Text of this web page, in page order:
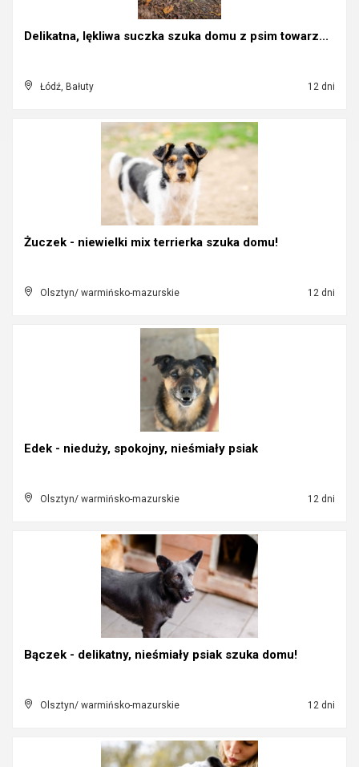
Delikatna, lękliwa suczka szuka domu z psim towarz...
Łódź, Bałuty 12 dni
Żuczek - niewielki mix terrierka szuka domu!
Olsztyn/ warmińsko-mazurskie 12 dni
Edek - nieduży, spokojny, nieśmiały psiak
Olsztyn/ warmińsko-mazurskie 12 dni
Bączek - delikatny, nieśmiały psiak szuka domu!
Olsztyn/ warmińsko-mazurskie 12 dni